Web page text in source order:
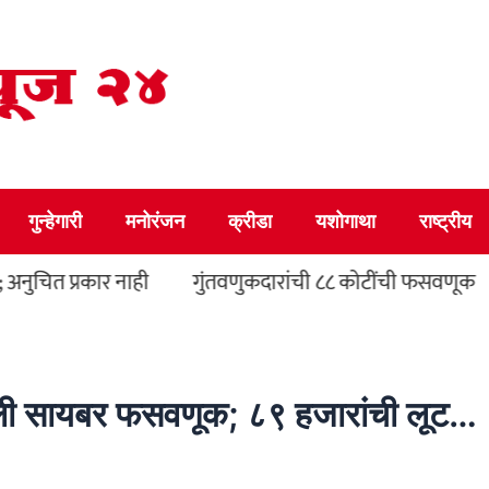
गुन्हेगारी मनोरंजन क्रीडा यशोगाथा राष्ट्रीय
प्रकार नाही गुंतवणुकदारांची ८८ कोटींची फसवणूक
सायबर फसवणूक; ८९ हजारांची लूट…